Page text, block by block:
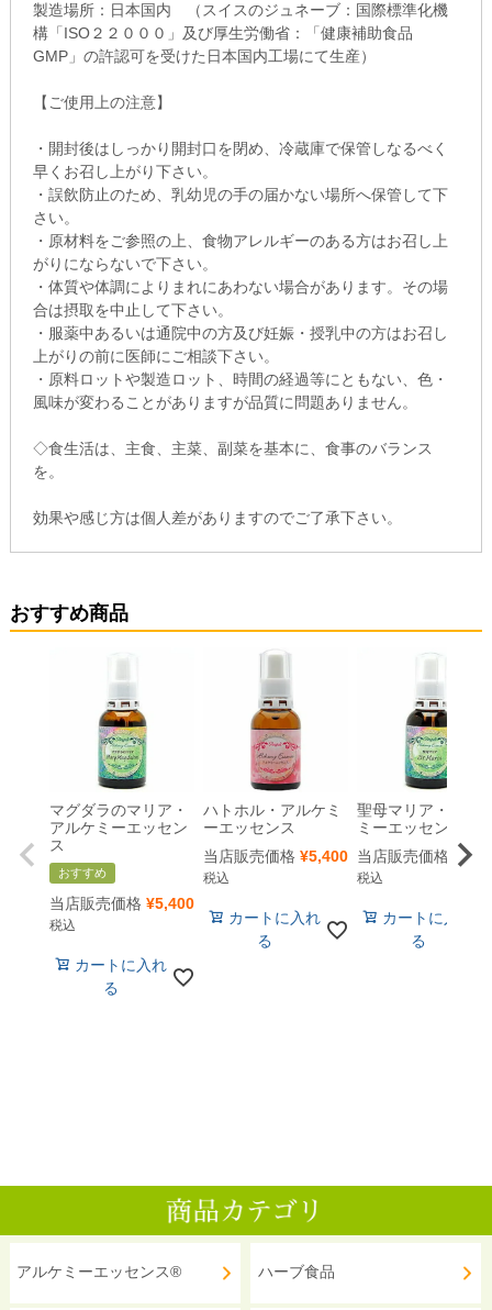
製造場所：日本国内 （スイスのジュネーブ：国際標準化機
構「ISO２２０００」及び厚生労働省：「健康補助食品
GMP」の許認可を受けた日本国内工場にて生産）
【ご使用上の注意】
・開封後はしっかり開封口を閉め、冷蔵庫で保管しなるべく
早くお召し上がり下さい。
・誤飲防止のため、乳幼児の手の届かない場所へ保管して下
さい。
・原材料をご参照の上、食物アレルギーのある方はお召し上
がりにならないで下さい。
・体質や体調によりまれにあわない場合があります。その場
合は摂取を中止して下さい。
・服薬中あるいは通院中の方及び妊娠・授乳中の方はお召し
上がりの前に医師にご相談下さい。
・原料ロットや製造ロット、時間の経過等にともない、色・
風味が変わることがありますが品質に問題ありません。
◇食生活は、主食、主菜、副菜を基本に、食事のバランス
を。
効果や感じ方は個人差がありますのでご了承下さい。
おすすめ商品
マグダラのマリア・
アルケミーエッセン
ス
おすすめ
当店販売価格 ¥5,400
税込
カートに入れ
る
ハトホル・アルケミ
ーエッセンス
当店販売価格 ¥5,400
税込
カートに入れ
る
聖母マリア・アル
ミーエッセンス
当店販売価格
¥
税込
カートに入れ
る
アルケミーエッセンス® ハーブ食品